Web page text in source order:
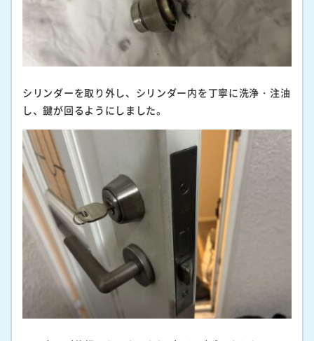
シリンダーを取り外し、シリンダー内を丁寧に洗浄・注油
し、鍵が回るようにしました。